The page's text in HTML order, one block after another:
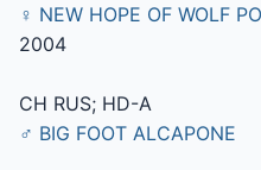
♀ NEW HOPE OF WOLF
2004
СН RUS; HD-A
♂ BIG FOOT ALCAPONE